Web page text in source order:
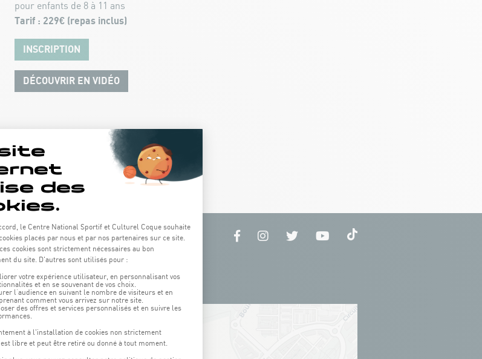
pour enfants de 8 à 11 ans
Tarif : 229€ (repas inclus)
INSCRIPTION
DÉCOUVRIR EN VIDÉO